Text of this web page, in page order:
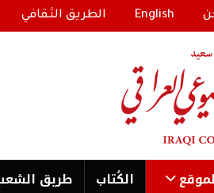
English الطريق الثقافي
الكُتاب طریق